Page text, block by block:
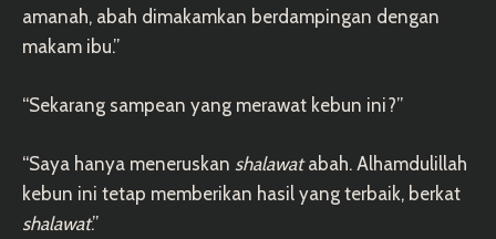
amanah, abah dimakamkan berdampingan dengan
makam ibu.”
“Sekarang sampean yang merawat kebun ini?”
“Saya hanya meneruskan shalawatabah. Alhamdulillah
kebun ini tetap memberikan hasil yang terbaik, berkat
shalawat.”